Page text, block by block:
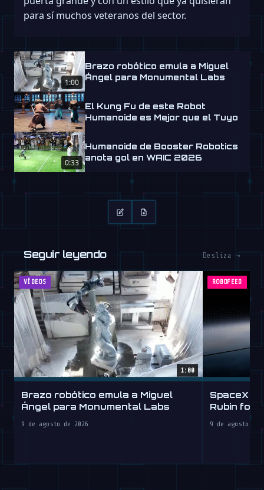
para sí muchos veteranos del sector.
1:00
Brazo robótico emula a Miguel
Ángel para Monumental Labs
El Kung Fu de este Robot
Humanoide es Mejor que el Tuyo
0:33
Humanoide de Booster Robotics
anota gol en WAIC 2026
Seguir leyendo Desliza →
VÍDEOS
1:00
Brazo robótico emula a Miguel
Ángel para Monumental Labs
9 de agosto de 2026
ROBOFEED
SpaceX
Rubin for
9 de agosto de